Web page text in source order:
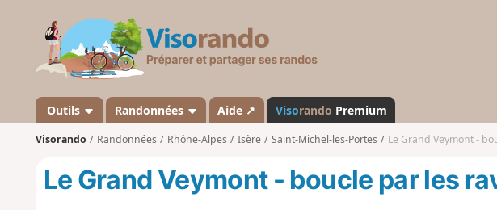
s
a
n
d
Outils Randonnées Aide ↗ Visorando Premium
Visorando Randonnées Rhône-Alpes Isère Saint-Michel-les-Portes Le Grand Veymont -
Le Grand Veymont - boucle par les